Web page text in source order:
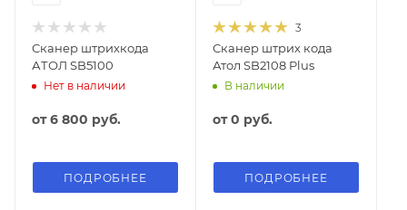
Сканер штрихкода
АТОЛ SB5100
Нет в наличии
от6 800 руб.
ПОДРОБНЕЕ
3
Сканер штрих кода
Атол SB2108 Plus
В наличии
от0 руб.
ПОДРОБНЕЕ